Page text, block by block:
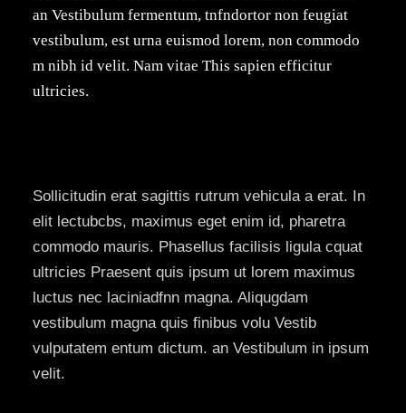
an Vestibulum fermentum, tnfndortor non feugiat
vestibulum, est urna euismod lorem, non commodo
m nibh id velit. Nam vitae This sapien efficitur
ultricies.
Sollicitudin erat sagittis rutrum vehicula a erat. In
elit lectubcbs, maximus eget enim id, pharetra
commodo mauris. Phasellus facilisis ligula cquat
ultricies Praesent quis ipsum ut lorem maximus
luctus nec laciniadfnn magna. Aliqugdam
vestibulum magna quis finibus volu Vestib
vulputatem entum dictum. an Vestibulum in ipsum
velit.